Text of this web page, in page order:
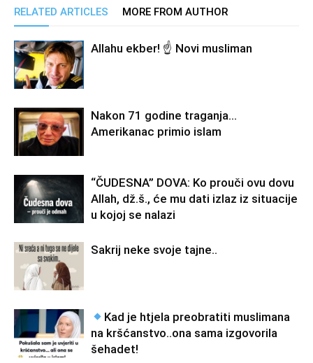
RELATED ARTICLES MORE FROM AUTHOR
Allahu ekber! ☝️ Novi musliman
Nakon 71 godine traganja…
Amerikanac primio islam
“ČUDESNA” DOVA: Ko prouči ovu dovu
Allah, dž.š., će mu dati izlaz iz situacije
u kojoj se nalazi
Sakrij neke svoje tajne..
Kad je htjela preobratiti muslimana
na kršćanstvo..ona sama izgovorila
šehadet!